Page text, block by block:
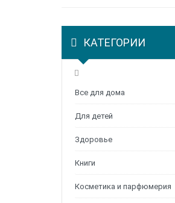
КАТЕГОРИИ
Все для дома
Для детей
Здоровье
Книги
Косметика и парфюмерия